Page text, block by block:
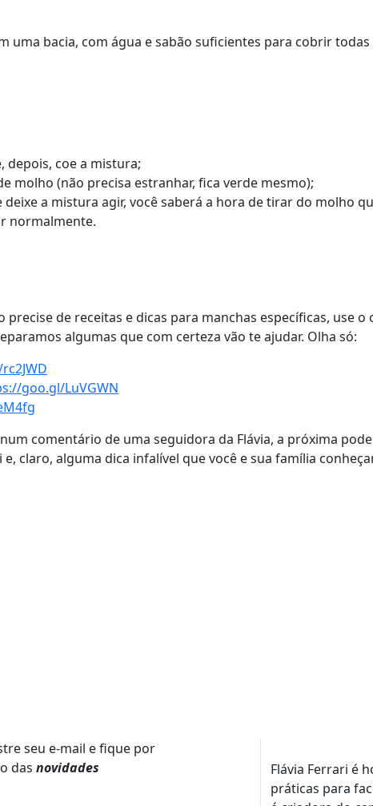
uma bacia, com água e sabão suficientes para cobrir todas
depois, coe a mistura;
molho (não precisa estranhar, fica verde mesmo);
a mistura agir, você saberá a hora de tirar do molho
normalmente.
precise de receitas e dicas para manchas específicas,
algumas que com certeza vão te ajudar. Olha só:
goo.gl/LuVGWN
comentário de uma seguidora da Flávia, a próxima
claro, alguma dica infalível que você e sua família
seu e-mail e fique por
das novidades
Flávia Ferrari é
práticas para